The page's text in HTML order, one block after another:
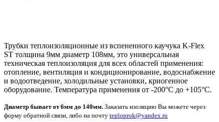
Трубки теплоизоляционные из вспененного каучука K-Flex
ST толщина 9мм диаметр 108мм, это универсальная
техническая теплоизоляция для всех областей применения:
отопление, вентиляция и кондиционирование, водоснабжение
и водоотведение, холодильные установки, криогенное
оборудование. Температура применения от -200°С до +105°С.
Диаметр бывает от 6мм до 140мм. Заказать изоляцию Вы можете через
форму обратной связи, либо на почту teploprok@yandex.ru